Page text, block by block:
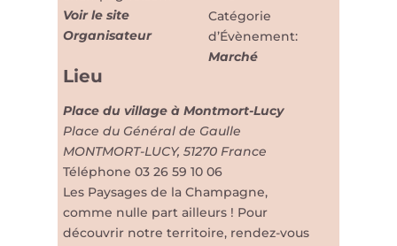
Catégorie
d’Évènement:
Marché
Lieu
Place du village à Montmort-Lucy
Place du Général de Gaulle
MONTMORT-LUCY, 51270 France
Téléphone 03 26 59 10 06
Les Paysages de la Champagne,
comme nulle part ailleurs ! Pour
découvrir notre territoire, rendez-vous
Voir le site
Organisateur